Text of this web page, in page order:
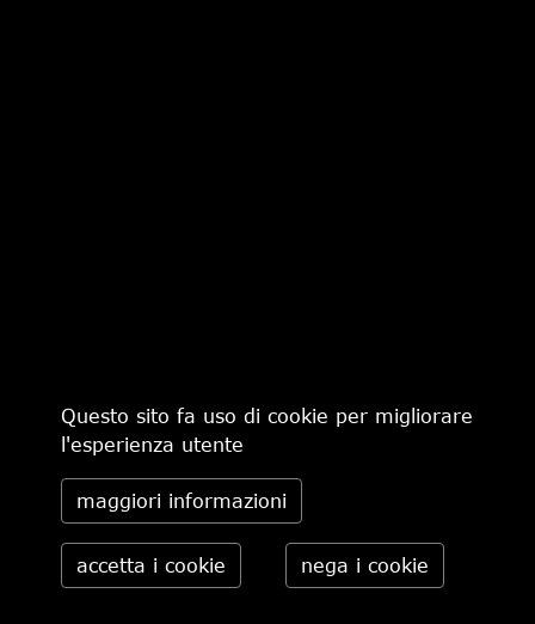
Google Analytics utilizzato per analisi statistica
di utilizzo del sito da parte dei visitatori e
monitoraggio del funzionamento del sito, link
all'informativa
http://www.google.it/intl/it/policies/privacy/,
conservazione dei dati per due anni
Questo sito fa uso di cookie per migliorare
l'esperienza utente
maggiori informazioni